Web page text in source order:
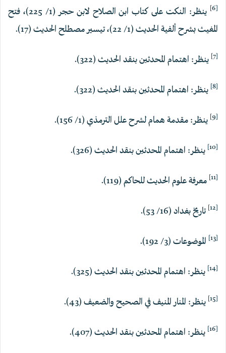
[6]
ينظر: النكت على كتاب ابن الصلاح لابن حجر (1/ 225)، فتح
المغيث بشرح ألفية الحديث (1/ 22)، تيسير مصطلح الحديث (17).
[7] ينظر: اهتمام المحدثين بنقد الحديث (322).
[8] ينظر: اهتمام المحدثين بنقد الحديث (322).
[9] ينظر: مقدمة همام لشرح علل الترمذي (1/ 156).
[10] ينظر: اهتمام المحدثين بنقد الحديث (326).
[11] معرفة علوم الحديث للحاكم (119).
[12] تاريخ بغداد (16/ 53).
[13] الموضوعات (3/ 192).
[14] ينظر: اهتمام المحدثين بنقد الحديث (325).
[15] ينظر: المنار المنيف في الصحيح والضعيف (43).
[16] ينظر: اهتمام المحدثين بنقد الحديث (407).